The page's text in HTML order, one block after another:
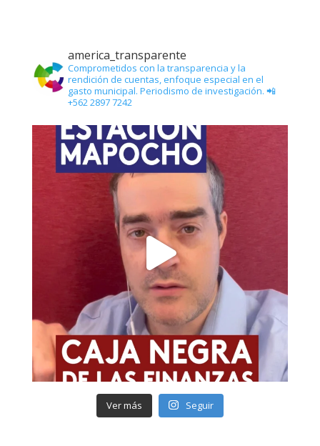
america_transparente
Comprometidos con la transparencia y la
rendición de cuentas, enfoque especial en el
gasto municipal. Periodismo de investigación. 📲
+562 2897 7242
Ver más Seguir